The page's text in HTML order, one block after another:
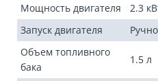
Мощность двигателя
2.3
Запуск двигателя
Объем топливного
бака
1.5 л